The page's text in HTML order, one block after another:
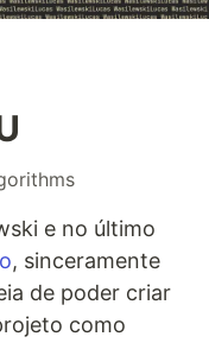
e no último
, sinceramente
de poder criar
como